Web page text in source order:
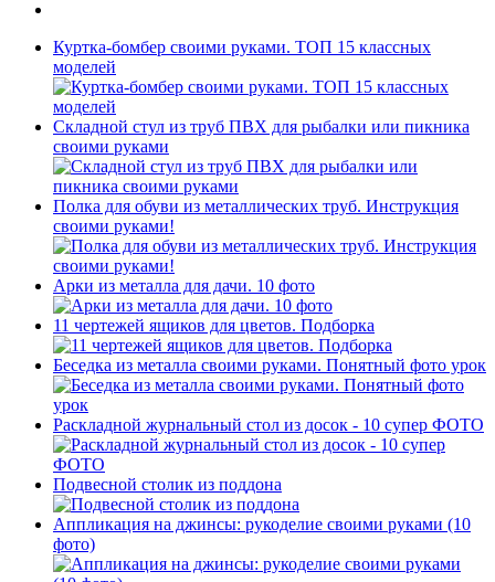
Куртка-бомбер своими руками. ТОП 15 классных
моделей
Складной стул из труб ПВХ для рыбалки или пикника
своими руками
Полка для обуви из металлических труб. Инструкция
своими руками!
Арки из металла для дачи. 10 фото
11 чертежей ящиков для цветов. Подборка
Беседка из металла своими руками. Понятный фото урок
Раскладной журнальный стол из досок - 10 супер ФОТО
Подвесной столик из поддона
Аппликация на джинсы: рукоделие своими руками (10
фото)